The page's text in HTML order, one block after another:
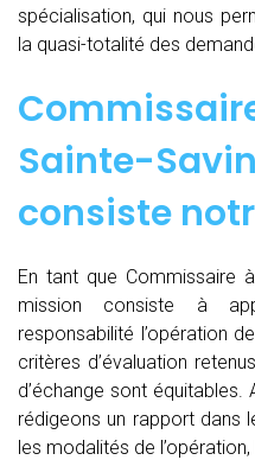
spécialisation, qui nous
la quasi-totalité des
Sainte-
consiste
En tant que Commissaire
mission consiste à
responsabilité l’opération
critères d’évaluation
d’échange sont équitables.
rédigeons un rapport dans
les modalités de